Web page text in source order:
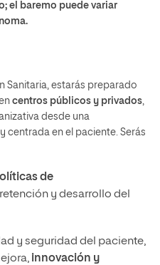
el baremo puede variar
Sanitaria, estarás preparado
centros públicos y privados,
desde una
centrada en el paciente. Serás
de
y desarrollo del
y seguridad del paciente,
innovación y